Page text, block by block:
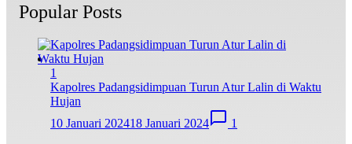
Popular Posts
1
Kapolres Padangsidimpuan Turun Atur Lalin di Waktu
Hujan
10 Januari 202418 Januari 2024 1